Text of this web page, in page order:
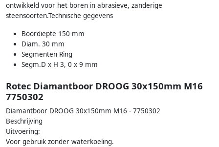
ontwikkeld voor het boren in abrasieve, zanderige
steensoorten.Technische gegevens
Boordiepte 150 mm
Diam. 30 mm
Segmenten Ring
Segm.D x H 3, 0 x 9 mm
Rotec Diamantboor DROOG 30x150mm M16
7750302
Diamantboor DROOG 30x150mm M16 - 7750302
Beschrijving
Uitvoering:
Voor gebruik zonder waterkoeling.